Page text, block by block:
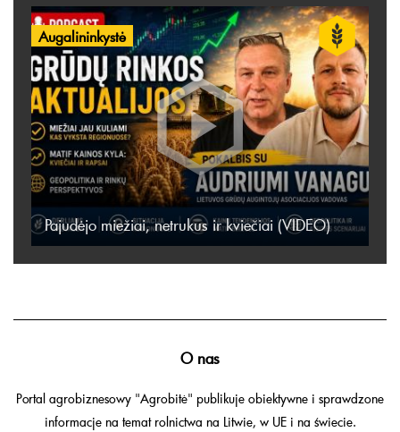
Augalininkystė
Pajudėjo miežiai, netrukus ir kviečiai (VIDEO)
O nas
Portal agrobiznesowy "Agrobitė" publikuje obiektywne i sprawdzone
informacje na temat rolnictwa na Litwie, w UE i na świecie.